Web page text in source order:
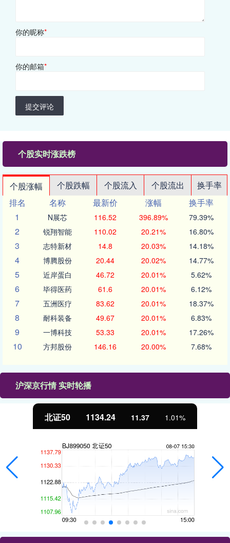
你的昵称*
你的邮箱*
提交评论
个股实时涨跌榜
个股涨幅 个股跌幅 个股流入 个股流出
换手率
排名
名称 最新价 涨幅
换手率
1
N展芯 116.52 396.89% 79.39%
2 锐翔智能 110.02 20.21% 16.80%
3 志特新材 14.8 20.03% 14.18%
4 博腾股份 20.44 20.02% 14.77%
5 近岸蛋白 46.72 20.01% 5.62%
6 毕得医药 61.6 20.01% 6.12%
7 五洲医疗 83.62 20.01% 18.37%
8 耐科装备 49.67 20.01% 6.83%
9 一博科技 53.33 20.01% 17.26%
10 方邦股份 146.16 20.00% 7.68%
沪深京行情 实时轮播
北证50 1134.24 11.37 1.01%